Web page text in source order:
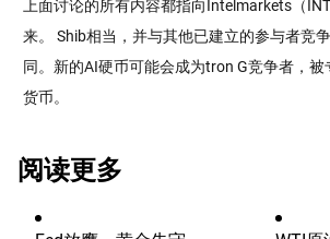
上面讨论的所有内容都指向Intelmarkets（
来。 Shib相当，并与其他已建立的参与者竞
同。新的AI硬币可能会成为tron G竞争者，
货币。
阅读更多